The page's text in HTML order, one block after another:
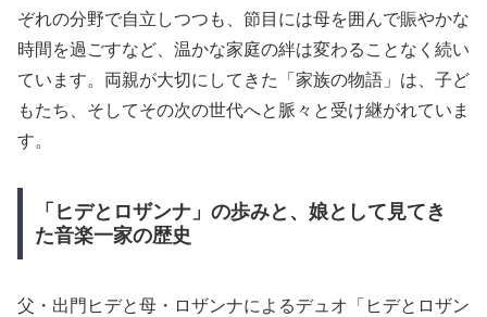
ぞれの分野で自立しつつも、節目には母を囲んで賑やかな
時間を過ごすなど、温かな家庭の絆は変わることなく続い
ています。両親が大切にしてきた「家族の物語」は、子ど
もたち、そしてその次の世代へと脈々と受け継がれていま
す。
「ヒデとロザンナ」の歩みと、娘として見てき
た音楽一家の歴史
父・出門ヒデと母・ロザンナによるデュオ「ヒデとロザン